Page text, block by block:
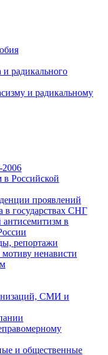
радикального
и радикальному
Российской
проявлений
в государствах СНГ
в
репортажи
ненависти
СМИ и
и общественные